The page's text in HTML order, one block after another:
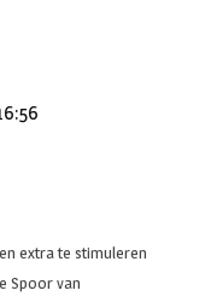
extra te stimuleren
Spoor van